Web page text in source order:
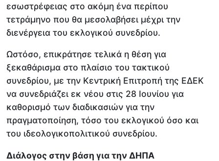
εσωστρέφειας στο ακόμη ένα περίπου
τετράμηνο που θα μεσολαβήσει μέχρι την
διενέργεια του εκλογικού συνεδρίου.
Ωστόσο, επικράτησε τελικά η θέση για
ξεκαθάρισμα στο πλαίσιο του τακτικού
συνεδρίου, με την Κεντρική Επιτροπή της ΕΔΕΚ
να συνεδριάζει εκ νέου στις 28 Ιουνίου για
καθορισμό των διαδικασιών για την
πραγματοποίηση, τόσο του εκλογικού όσο και
του ιδεολογικοπολιτικού συνεδρίου.
Διάλογος στην βάση για την ΔΗΠΑ